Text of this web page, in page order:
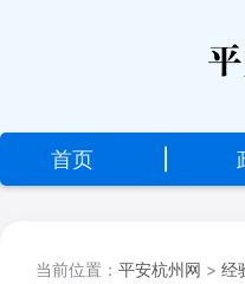
首页
当前位置： 平安杭州网 > 经